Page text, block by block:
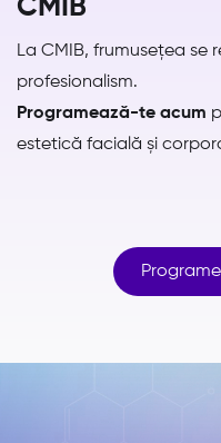
CMIB
La CMIB, frumusețea se
profesionalism.
Programează-te acum
estetică facială și